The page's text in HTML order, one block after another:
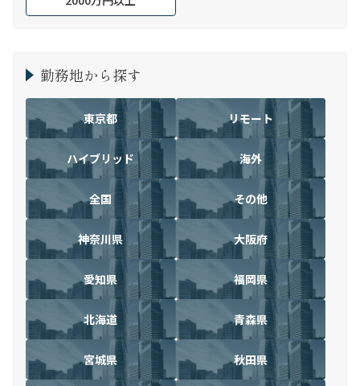
勤務地から探す
東京都 リモート
ハイブリッド 海外
全国 その他
神奈川県 大阪府
愛知県 福岡県
北海道 青森県
宮城県 秋田県